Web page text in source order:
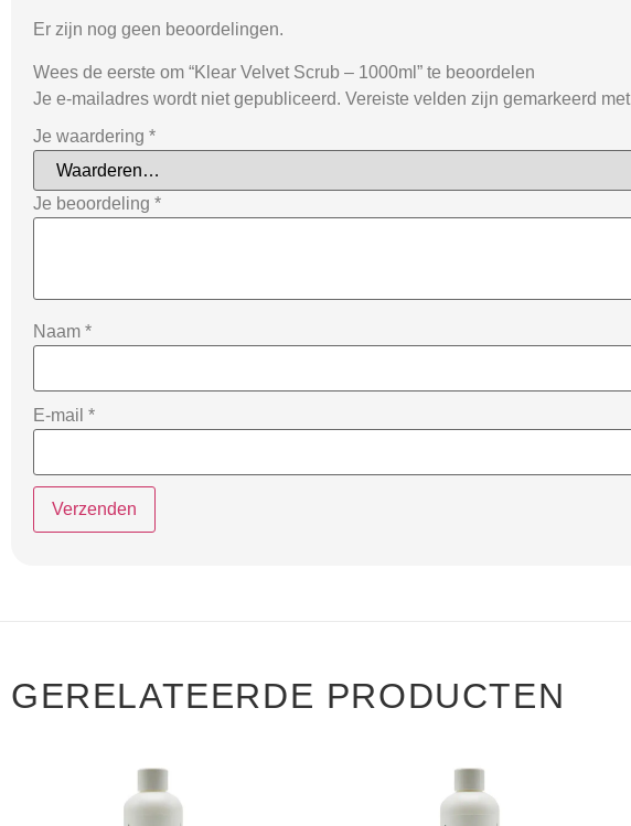
Er zijn nog geen beoordelingen.
Wees de eerste om “Klear Velvet Scrub – 1000ml” te beoordelen
Je e-mailadres wordt niet gepubliceerd. Vereiste velden zijn gemarkeerd met
Je waardering *
Je beoordeling *
Naam *
E-mail *
GERELATEERDE PRODUCTEN